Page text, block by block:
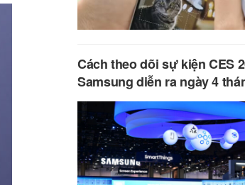
Cách theo dõi sự kiện CES
Samsung diễn ra ngày 4